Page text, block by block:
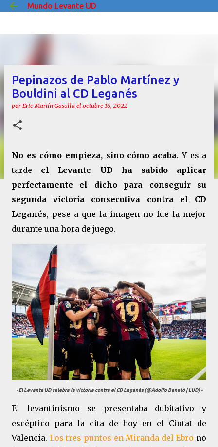
Ir al contenido principal
Mundo Levante UD
Pepinazos de Pablo Martínez y
Bouldini al CD Leganés
por Eric Martín Gasulla el octubre 16, 2022
No es cómo empieza, sino cómo acaba. Y esta
tarde el Levante UD ha sabido aplicar
perfectamente el dicho para conseguir su
segunda victoria consecutiva contra el CD
Leganés, pese a que la imagen no fue la mejor
durante una hora de juego.
- El Levante UD celebra la victoria contra el CD Leganés (@Adolfo Benetó | LUD) -
El levantinismo se presentaba dubitativo y
escéptico para la cita de hoy en el Ciutat de
Valencia. Los tres puntos en Miranda del Ebro no